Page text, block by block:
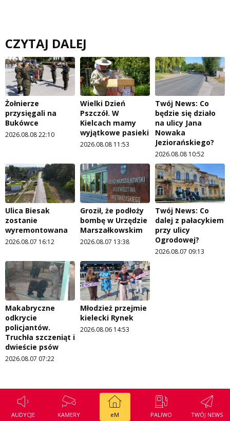
AUDYCJE KAMERY eM PALIWO TWÓJ NEWS
CZYTAJ DALEJ
Żołnierze
przysięgali na
Bukówce
2026.08.08 22:10
Wielki Dzień
Pszczół. W
Kielcach mamy
wyjątkowe pasieki
2026.08.08 11:53
Twój News: Co
będzie się działo
na ulicy Jana
Nowaka
Jeziorańskiego?
2026.08.08 10:52
Ulica Biesak
zostanie
wyremontowana
2026.08.07 16:12
Groził, że podłoży
bombę w Urzędzie
Marszałkowskim
2026.08.07 13:38
Twój News: Co
dalej z pałacykiem
przy ulicy
Ogrodowej?
2026.08.07 09:13
Makabryczne
odkrycie
policjantów.
Truchła szczeniąt i
dwieście psów
2026.08.07 07:22
Młodzież przejmie
kielecki Rynek
2026.08.06 14:53